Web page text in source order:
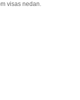
visas nedan.